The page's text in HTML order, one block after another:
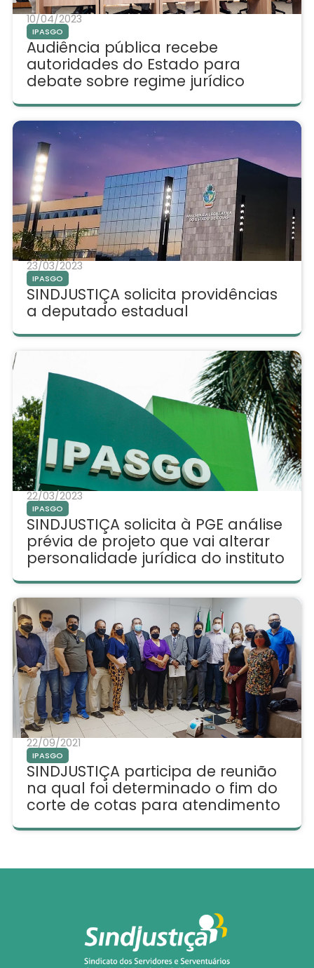
10/04/2023
IPASGO
Audiência pública recebe
autoridades do Estado para
debate sobre regime jurídico
23/03/2023
IPASGO
SINDJUSTIÇA solicita providências
a deputado estadual
22/03/2023
IPASGO
SINDJUSTIÇA solicita à PGE análise
prévia de projeto que vai alterar
personalidade jurídica do instituto
22/09/2021
IPASGO
SINDJUSTIÇA participa de reunião
na qual foi determinado o fim do
corte de cotas para atendimento